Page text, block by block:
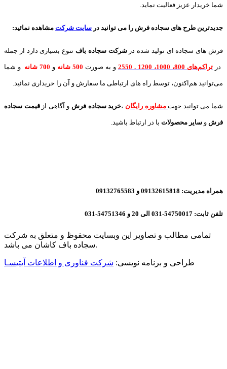
شما خریدار عزیز فعالیت نماید.
جدیدترین طرح های سجاده فرش را می توانید در سایت شرکت مشاهده نمائید:
فرش های سجاده ای تولید شده درشرکت سجاده باف تنوع بسیاری دارد از جمله
در تراکم‌های 800، 1000، 1200 . 2550 و به صورت 500 شانه و 700 شانه و شما
می‌توانید هم‌اکنون، توسط راه های ارتباطی ما سفارش و آن را خریداری نمائید.
شما می توانید جهت مشاوره رایگان ،خرید سجاده فرش و آگاهی ازقیمت سجاده
فرش و سایر محصولات با در ارتباط باشید.
همراه مدیریت: 09132615818 و 09132765583
تلفن ثابت: 54750017-031 الی 20 و 54751346-031
تمامی مطالب و تصاویر این وبسایت محفوظ و متعلق به شرکت
سجاده باف کاشان می باشد.
طراحی و برنامه نویسی: شرکت فناوری و اطلاعات آیتیسـا